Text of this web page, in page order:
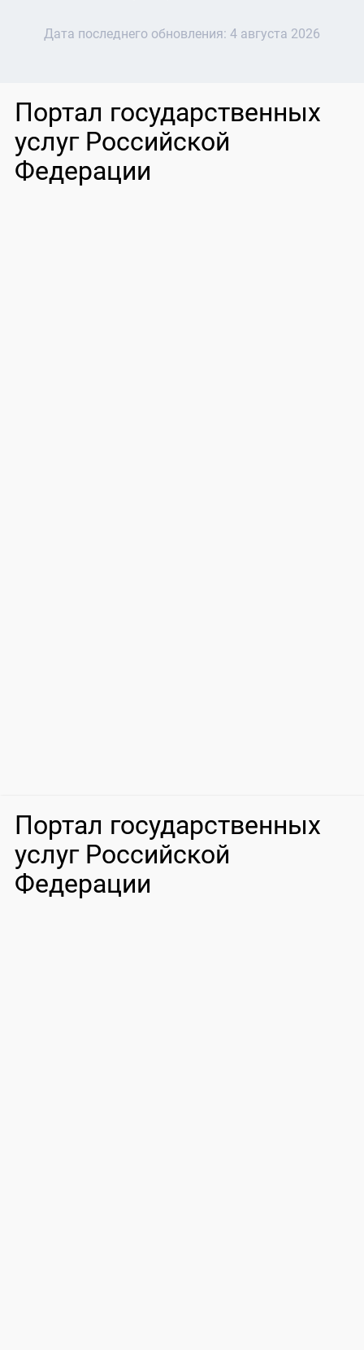
Дата последнего обновления: 4 августа 2026
Портал государственных
услуг Российской
Федерации
Портал государственных
услуг Российской
Федерации